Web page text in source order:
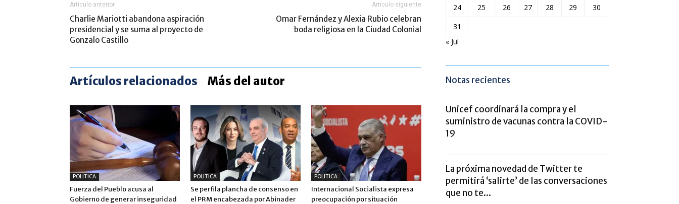
Artículo anterior
Charlie Mariotti abandona aspiración
presidencial y se suma al proyecto de
Gonzalo Castillo
Artículo siguiente
Omar Fernández y Alexia Rubio celebran
boda religiosa en la Ciudad Colonial
Artículos relacionados Más del autor
POLITICA
Fuerza del Pueblo acusa al
Gobierno de generar inseguridad
POLITICA
Se perfila plancha de consenso en
el PRM encabezada por Abinader
POLITICA
Internacional Socialista expresa
preocupación por situación
24
25 26 27 28 29
30
31
« Jul
Notas recientes
Unicef coordinará la compra y el
suministro de vacunas contra la COVID-
19
La próxima novedad de Twitter te
permitirá ‘salirte’ de las conversaciones
que no te...